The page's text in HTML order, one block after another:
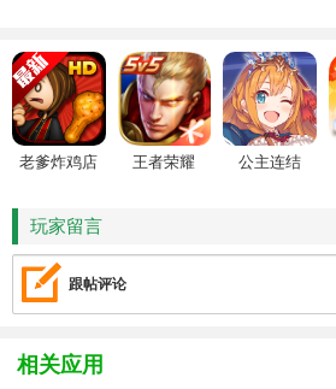
老爹炸鸡店
王者荣耀 公主连结
玩家留言
跟帖评论
相关应用